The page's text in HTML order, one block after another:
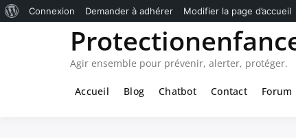
Agir ensemble pour prévenir, alerter, protéger.
Accueil Blog Chatbot Contact Forum
Connexion Demander à adhérer Modifier la page d’accueil